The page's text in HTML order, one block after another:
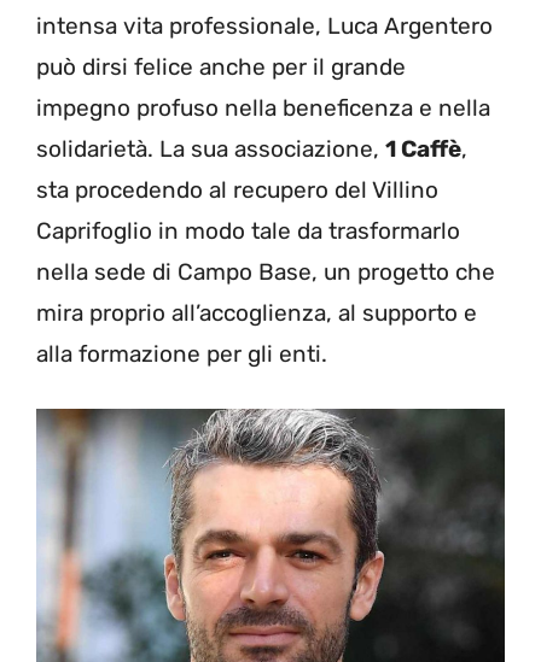
intensa vita professionale, Luca Argentero
può dirsi felice anche per il grande
impegno profuso nella beneficenza e nella
solidarietà. La sua associazione, 1 Caffè,
sta procedendo al recupero del Villino
Caprifoglio in modo tale da trasformarlo
nella sede di Campo Base, un progetto che
mira proprio all’accoglienza, al supporto e
alla formazione per gli enti.